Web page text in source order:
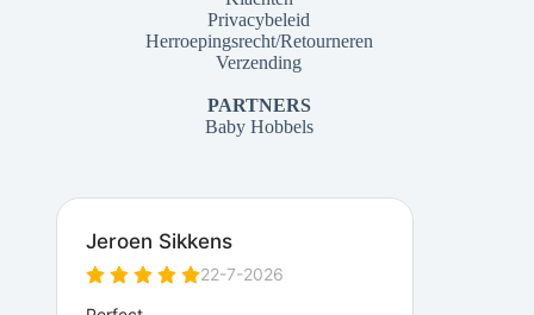
Privacybeleid
Herroepingsrecht/Retourneren
Verzending
PARTNERS
Baby Hobbels